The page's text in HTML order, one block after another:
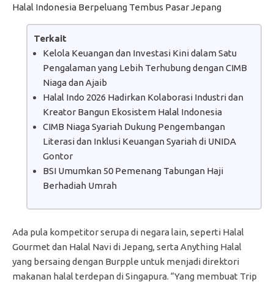
Halal Indonesia Berpeluang Tembus Pasar Jepang
Terkait
Kelola Keuangan dan Investasi Kini dalam Satu
Pengalaman yang Lebih Terhubung dengan CIMB
Niaga dan Ajaib
Halal Indo 2026 Hadirkan Kolaborasi Industri dan
Kreator Bangun Ekosistem Halal Indonesia
CIMB Niaga Syariah Dukung Pengembangan
Literasi dan Inklusi Keuangan Syariah di UNIDA
Gontor
BSI Umumkan 50 Pemenang Tabungan Haji
Berhadiah Umrah
Ada pula kompetitor serupa di negara lain, seperti Halal
Gourmet dan Halal Navi di Jepang, serta Anything Halal
yang bersaing dengan Burpple untuk menjadi direktori
makanan halal terdepan di Singapura. “Yang membuat Trip